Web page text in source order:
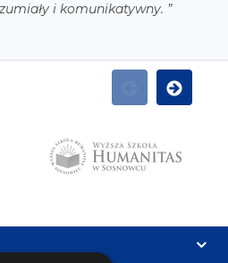
i komunikatywny. ”
POPRZEDNI